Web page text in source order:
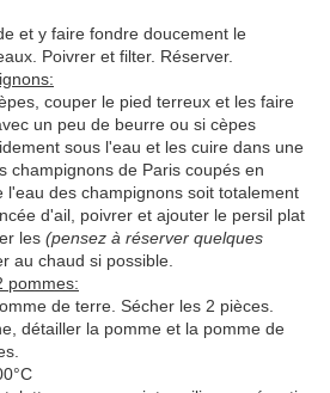
et y faire fondre doucement le
Poivrer et filter. Réserver.
couper le pied terreux et les faire
un peu de beurre ou si cèpes
sous l'eau et les cuire dans une
champignons de Paris coupés en
l'eau des champignons soit totalement
d'ail, poivrer et ajouter le persil plat
les (pensez à réserver quelques
au chaud si possible
pommes:
de terre. Sécher les 2 pièces.
détailler la pomme et la pomme de